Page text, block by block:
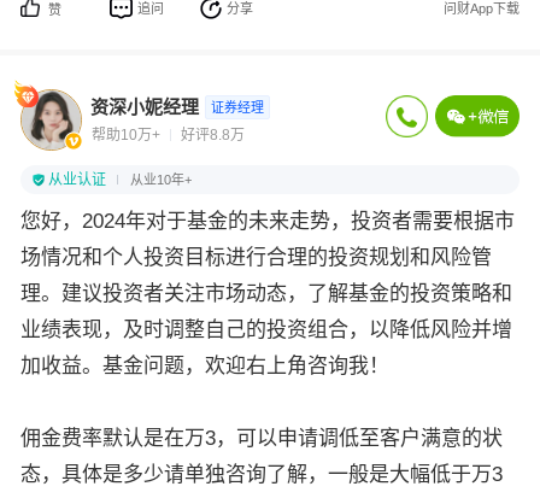
赞 追问 分享 问财App下载
资深小妮经理 证券经理
帮助10万+ 好评8.8万
从业认证 从业10年+
您好，2024年对于基金的未来走势，投资者需要根据市
场情况和个人投资目标进行合理的投资规划和风险管
理。建议投资者关注市场动态，了解基金的投资策略和
业绩表现，及时调整自己的投资组合，以降低风险并增
加收益。基金问题，欢迎右上角咨询我！
佣金费率默认是在万3，可以申请调低至客户满意的状
态，具体是多少请单独咨询了解，一般是大幅低于万3